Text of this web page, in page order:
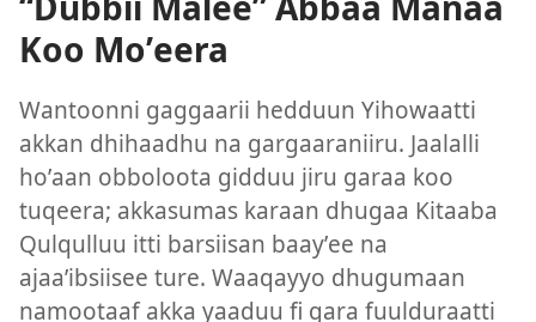
Koo Moʼeera
Wantoonni gaggaarii hedduun Yihowaatti
akkan dhihaadhu na gargaaraniiru. Jaalalli
hoʼaan obboloota gidduu jiru garaa koo
tuqeera; akkasumas karaan dhugaa Kitaaba
Qulqulluu itti barsiisan baayʼee na
ajaaʼibsiisee ture. Waaqayyo dhugumaan
namootaaf akka yaaduu fi gara fuulduraatti